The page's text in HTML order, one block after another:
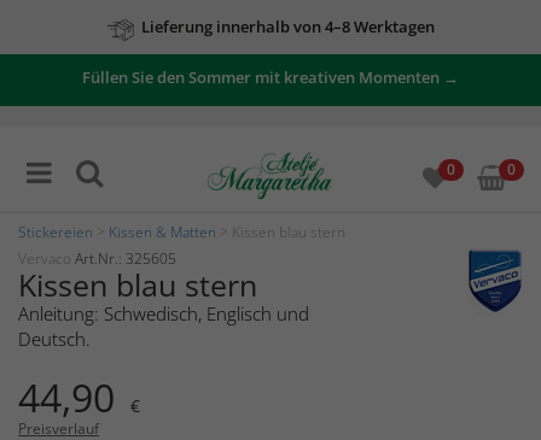
Lieferung innerhalb von 4–8 Werktagen
Füllen Sie den Sommer mit kreativen Momenten →
0 0
Stickereien Kissen & Matten > Kissen blau stern
Vervaco Art.Nr.: 325605
Kissen blau stern
Anleitung: Schwedisch, Englisch und
Deutsch.
44,90 €
Preisverlauf